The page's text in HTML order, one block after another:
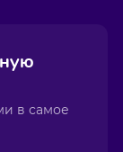
в самое